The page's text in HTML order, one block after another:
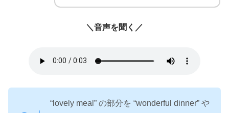
＼音声を聞く／
“lovely meal” の部分を “wonderful dinner” や